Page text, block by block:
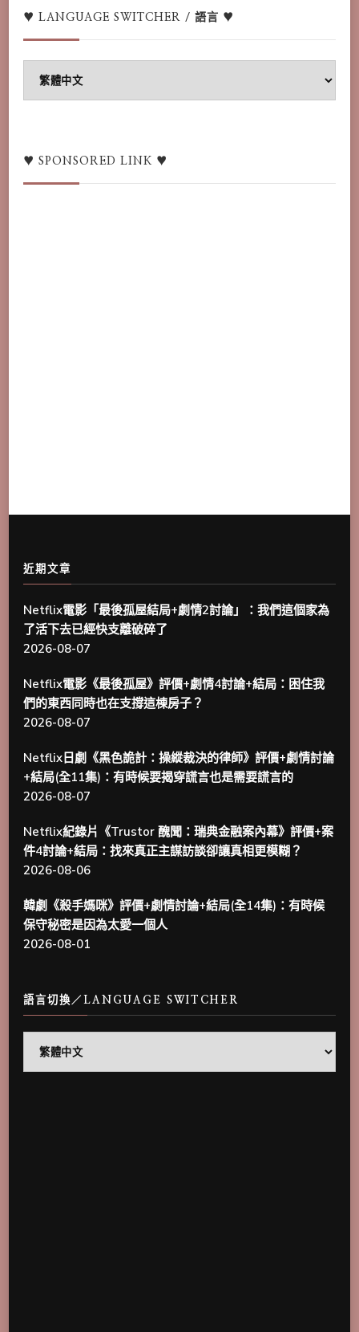
♥ LANGUAGE SWITCHER / 語言 ♥
語
言
♥ SPONSORED LINK ♥
近期文章
Netflix電影「最後孤屋結局+劇情2討論」：我們這個家為
了活下去已經快支離破碎了
2026-08-07
Netflix電影《最後孤屋》評價+劇情4討論+結局：困住我
們的東西同時也在支撐這棟房子？
2026-08-07
Netflix日劇《黑色詭計：操縱裁決的律師》評價+劇情討論
+結局(全11集)：有時候要揭穿謊言也是需要謊言的
2026-08-07
Netflix紀錄片《Trustor 醜聞：瑞典金融案內幕》評價+案
件4討論+結局：找來真正主謀訪談卻讓真相更模糊？
2026-08-06
韓劇《殺手媽咪》評價+劇情討論+結局(全14集)：有時候
保守秘密是因為太愛一個人
2026-08-01
語言切換／LANGUAGE SWITCHER